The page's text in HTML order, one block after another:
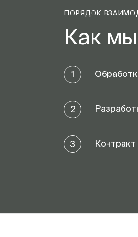
ПОРЯДОК
Как
1
2
3 Контракт